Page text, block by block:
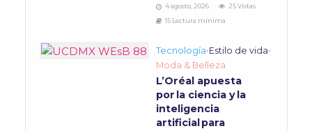
4 agosto, 2026
25 Vistas
15 Lectura mínima
Tecnología•Estilo de vida•
Moda & Belleza
L’Oréal apuesta
por la ciencia y la
inteligencia
artificial para